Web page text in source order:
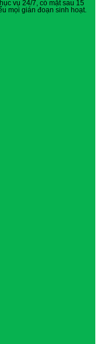
vụ 24/7, có mặt sau 15
mọi gián đoạn sinh hoạt.